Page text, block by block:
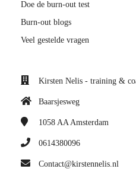
Doe de burn-out test
Burn-out blogs
Veel gestelde vragen
Kirsten Nelis - training &
Baarsjesweg
1058 AA Amsterdam
0614380096
Contact@kirstennelis.nl